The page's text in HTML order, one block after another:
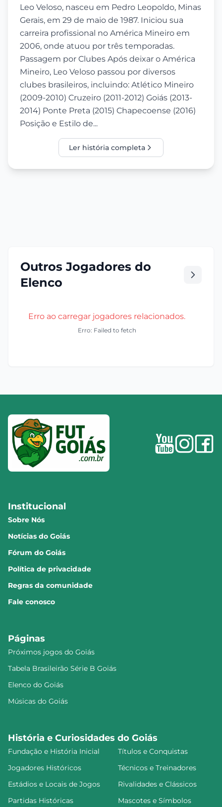
Leo Veloso, nasceu em Pedro Leopoldo, Minas
Gerais, em 29 de maio de 1987. Iniciou sua
carreira profissional no América Mineiro em
2006, onde atuou por três temporadas.
Passagem por Clubes Após deixar o América
Mineiro, Leo Veloso passou por diversos
clubes brasileiros, incluindo: Atlético Mineiro
(2009-2010) Cruzeiro (2011-2012) Goiás (2013-
2014) Ponte Preta (2015) Chapecoense (2016)
Posição e Estilo de...
Ler história completa
Outros Jogadores do
Elenco
Erro ao carregar jogadores relacionados.
Erro: Failed to fetch
Institucional
Sobre Nós
Notícias do Goiás
Fórum do Goiás
Política de privacidade
Regras da comunidade
Fale conosco
Páginas
Próximos jogos do Goiás
Tabela Brasileirão Série B Goiás
Elenco do Goiás
Músicas do Goiás
História e Curiosidades do Goiás
Fundação e História Inicial
Títulos e Conquistas
Jogadores Históricos
Técnicos e Treinadores
Estádios e Locais de Jogos
Rivalidades e Clássicos
Partidas Históricas
Mascotes e Símbolos